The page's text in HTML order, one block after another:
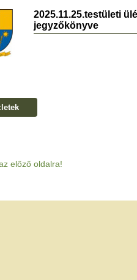
2025.11.25.testületi
jegyzőkönyve
előző oldalra!